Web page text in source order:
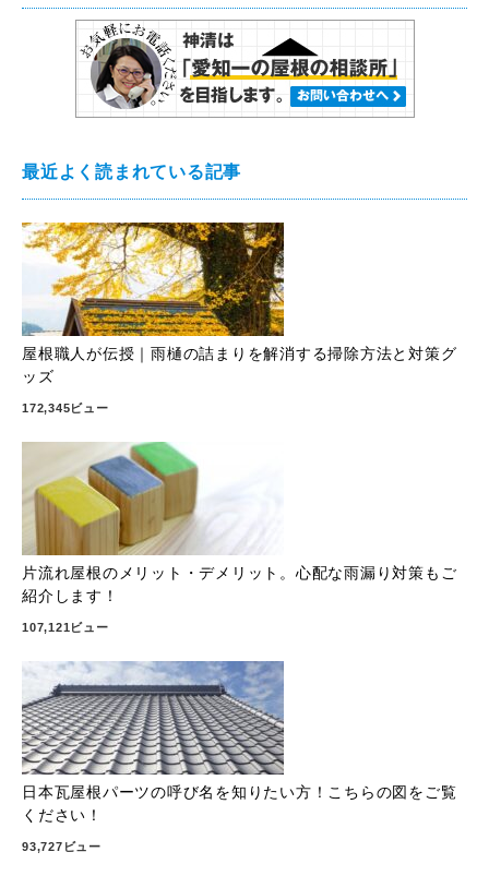
最近よく読まれている記事
屋根職人が伝授｜雨樋の詰まりを解消する掃除方法と対策グ
ッズ
172,345ビュー
片流れ屋根のメリット・デメリット。心配な雨漏り対策もご
紹介します！
107,121ビュー
日本瓦屋根パーツの呼び名を知りたい方！こちらの図をご覧
ください！
93,727ビュー